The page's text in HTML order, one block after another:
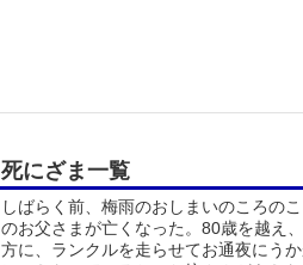
死にざま一覧
しばらく前、梅雨のおしまいのころの
のお父さまが亡くなった。80歳を越え
方に、ランクルを走らせてお通夜にう